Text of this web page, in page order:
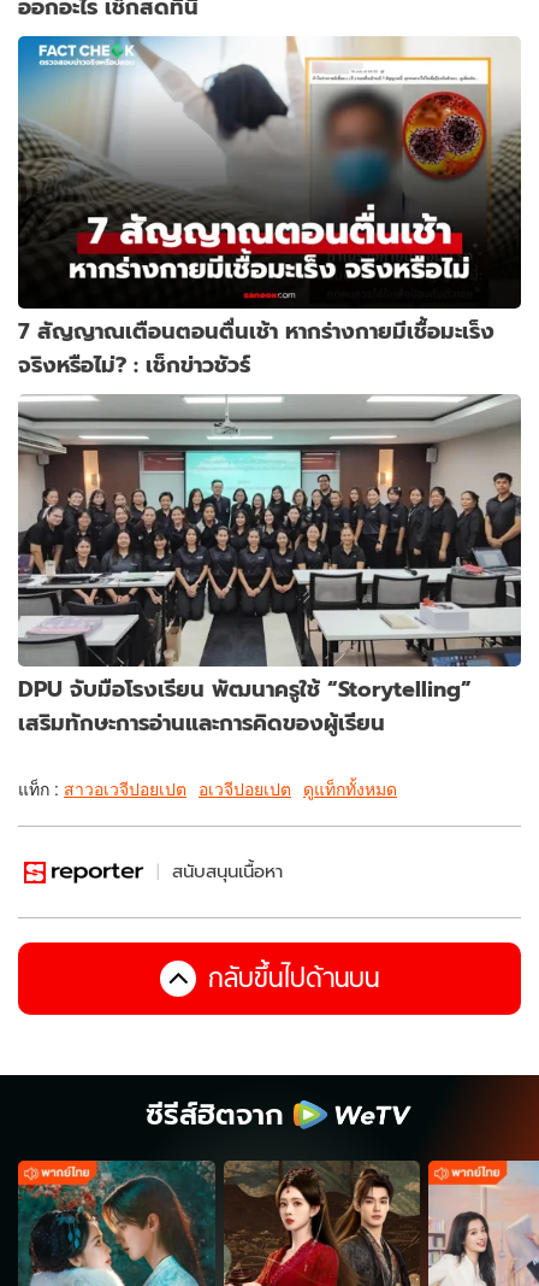
7 สัญญาณเตือนตอนตื่นเช้า หากร่างกายมีเชื้อมะเร็ง
จริงหรือไม่? : เช็กข่าวชัวร์
DPU จับมือโรงเรียน พัฒนาครูใช้ “Storytelling”
เสริมทักษะการอ่านและการคิดของผู้เรียน
แท็ก : สาวอเวจีปอยเปต อเวจีปอยเปต ดูแท็กทั้งหมด
สนับสนุนเนื้อหา
กลับขึ้นไปด้านบน
ซีรีส์ฮิตจาก